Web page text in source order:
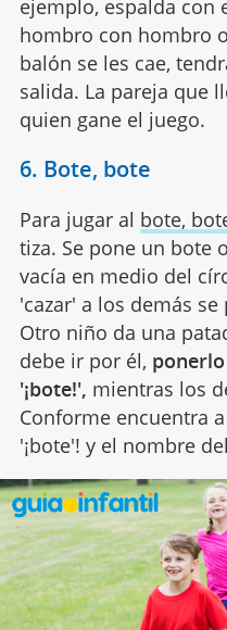
ejemplo, espalda con
hombro con hombro
balón se les cae,
salida. La pareja que
quien gane el juego.
6. Bote, bote
Para jugar al bote,
tiza. Se pone un bote
vacía en medio del
'cazar' a los demás
Otro niño da una
debe ir por él,
'¡bote!', mientras los
Conforme encuentra
'¡bote'! y el nombre